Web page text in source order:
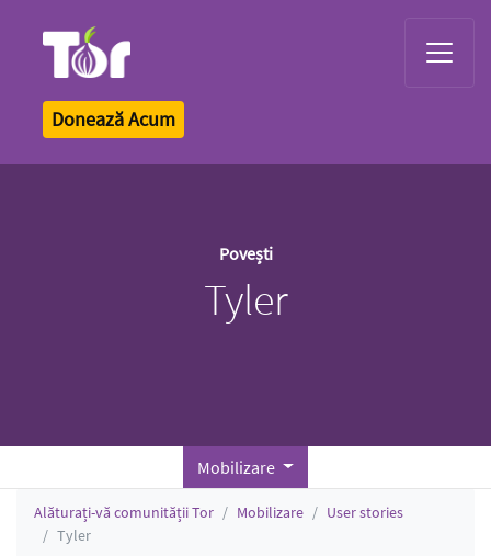
Donează Acum
Povești
Tyler
Mobilizare
Alăturați-vă comunității Tor Mobilizare
User stories
Tyler